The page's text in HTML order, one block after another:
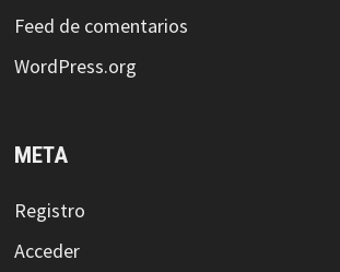
Feed de comentarios
WordPress.org
META
Registro
Acceder